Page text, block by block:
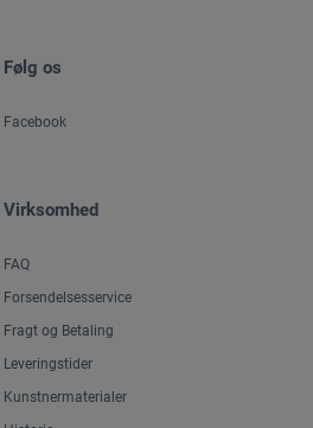
Følg os
Facebook
Virksomhed
FAQ
Forsendelsesservice
Fragt og Betaling
Leveringstider
Kunstnermaterialer